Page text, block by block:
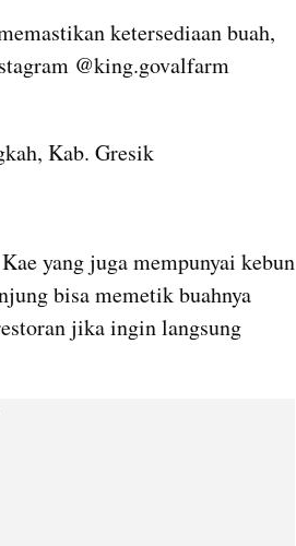
ketersediaan buah,
@king.govalfarm
Kab. Gresik
yang juga mempunyai kebun
bisa memetik buahnya
jika ingin langsung